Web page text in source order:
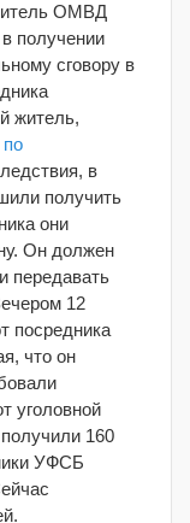
ОМВД
получении
сговору в
житель,
в
получить
они
Он должен
передавать
12
посредника
что он
уголовной
160
УФСБ